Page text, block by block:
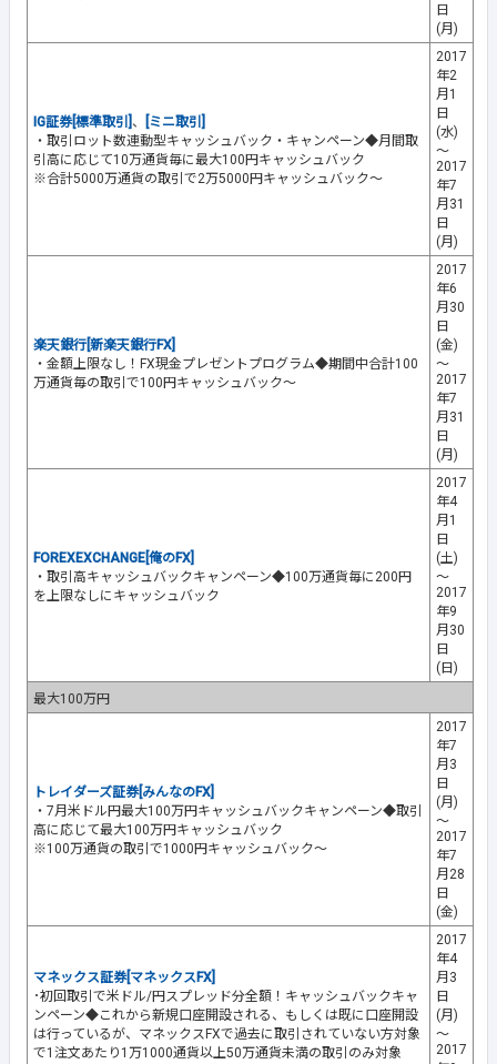
日
(月)
IG証券[標準取引] 、
[ミニ取引]
・取引ロット数連動型キャッシュバック・キャンペーン◆月間取
引高に応じて10万通貨毎に最大100円キャッシュバック
※合計5000万通貨の取引で2万5000円キャッシュバック～
2017
年2
月1
日
(水)
～
2017
年7
月31
日
(月)
楽天銀行[新楽天銀行FX]
・金額上限なし！FX現金プレゼントプログラム◆期間中合計100
万通貨毎の取引で100円キャッシュバック～
2017
年6
月30
日
(金)
～
2017
年7
月31
日
(月)
FOREXEXCHANGE[俺のFX]
・取引高キャッシュバックキャンペーン◆100万通貨毎に200円
を上限なしにキャッシュバック
2017
年4
月1
日
(土)
～
2017
年9
月30
日
(日)
最大100万円
トレイダーズ証券[みんなのFX]
・7月米ドル円最大100万円キャッシュバックキャンペーン◆取引
高に応じて最大100万円キャッシュバック
※100万通貨の取引で1000円キャッシュバック～
2017
年7
月3
日
(月)
～
2017
年7
月28
日
(金)
マネックス証券[マネックスFX]
･初回取引で米ドル/円スプレッド分全額！キャッシュバックキャ
ンペーン◆これから新規口座開設される、もしくは既に口座開設
は行っているが、マネックスFXで過去に取引されていない方対象
で1注文あたり1万1000通貨以上50万通貨未満の取引のみ対象
2017
年4
月3
日
(月)
～
2017